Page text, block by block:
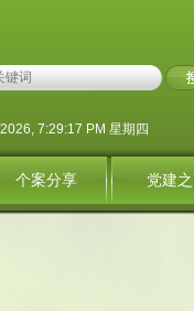
个案分享 党建
7:29:17 PM 星期四